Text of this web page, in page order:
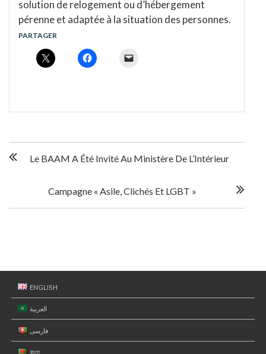
solution de relogement ou d’hébergement
pérenne et adaptée à la situation des personnes.
PARTAGER
N
v
t
i
Le BAAM A Été Invité Au Ministère De L’Intérieur
Campagne « Asile, Clichés Et LGBT »
ENGLISH
العربية
فارسی
বাংলা